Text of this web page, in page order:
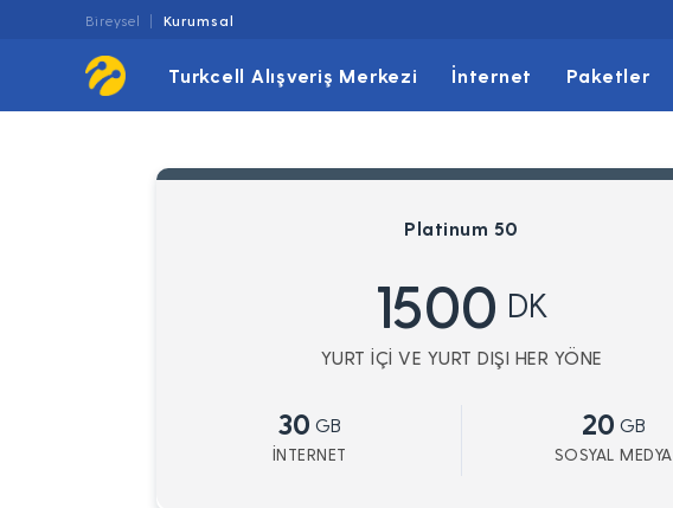
Bireysel Kurumsal
Turkcell Alışveriş Merkezi İnternet Paketler
Platinum 50
1500 DK
YURT İÇİ VE YURT DIŞI HER YÖNE
30 GB
İNTERNET
20 GB
SOSYAL MEDYA